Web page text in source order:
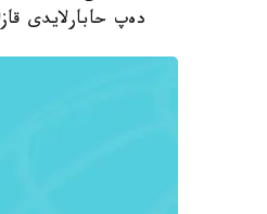
دەپ حابارلايدى